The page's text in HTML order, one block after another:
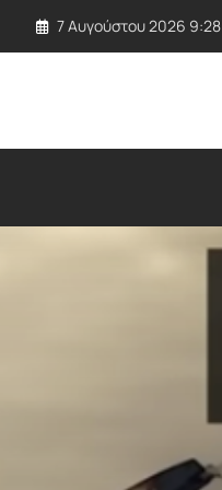
7 Αυγούστου 2026 9:28